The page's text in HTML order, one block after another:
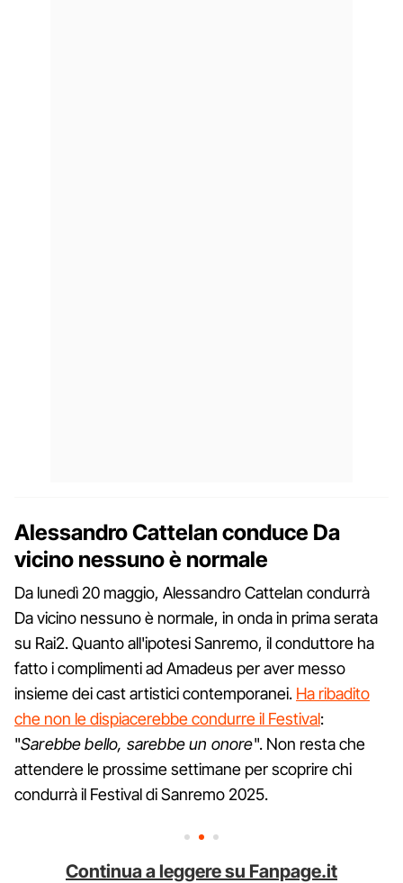
Alessandro Cattelan conduce Da
vicino nessuno è normale
Da lunedì 20 maggio, Alessandro Cattelan condurrà
Da vicino nessuno è normale, in onda in prima serata
su Rai2. Quanto all'ipotesi Sanremo, il conduttore ha
fatto i complimenti ad Amadeus per aver messo
insieme dei cast artistici contemporanei. Ha ribadito
che non le dispiacerebbe condurre il Festival:
"Sarebbe bello, sarebbe un onore". Non resta che
attendere le prossime settimane per scoprire chi
condurrà il Festival di Sanremo 2025.
Continua a leggere su Fanpage.it